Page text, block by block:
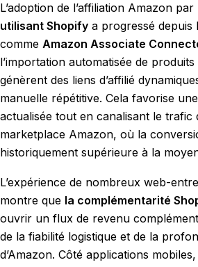
L’adoption de l’affiliation Amazon par
utilisant Shopify a progressé depuis
comme Amazon Associate
l’importation automatisée de
génèrent des liens d’affilié
manuelle répétitive. Cela favorise
actualisée tout en canalisant le trafic
marketplace Amazon, où la
historiquement supérieure à la
L’expérience de nombreux web-
montre que la complémentarité
ouvrir un flux de revenu
de la fiabilité logistique et de la
d’Amazon. Côté applications